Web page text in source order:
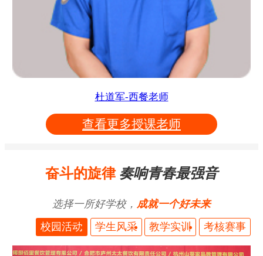
杜道军-西餐老师
查看更多授课老师
奋斗的旋律奏响青春最强音
选择一所好学校， 成就一个好未来
校园活动
学生风采 教学实训 考核赛事